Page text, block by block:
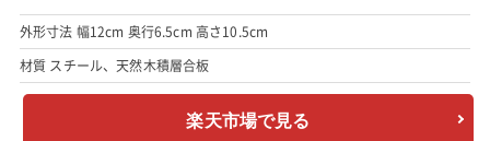
外形寸法 幅12cm 奥行6.5cm 高さ10.5cm
材質 スチール、天然木積層合板
楽天市場で見る